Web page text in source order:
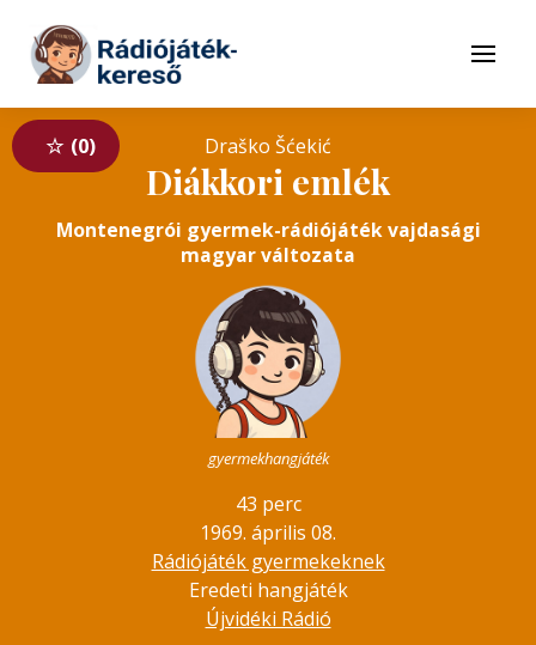
Tovább a tartalomhoz
Menü
0 Draško Šćekić
Diákkori emlék
Montenegrói gyermek-rádiójáték vajdasági
magyar változata
gyermekhangjáték
43 perc
1969. április 08.
Rádiójáték gyermekeknek
Eredeti hangjáték
Újvidéki Rádió